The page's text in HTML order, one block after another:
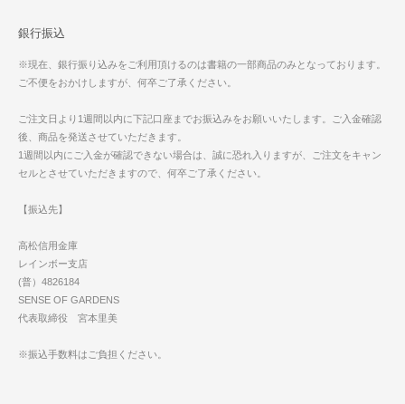
銀行振込
※現在、銀行振り込みをご利用頂けるのは書籍の一部商品のみとなっております。
ご不便をおかけしますが、何卒ご了承ください。
ご注文日より1週間以内に下記口座までお振込みをお願いいたします。ご入金確認
後、商品を発送させていただきます。
1週間以内にご入金が確認できない場合は、誠に恐れ入りますが、ご注文をキャン
セルとさせていただきますので、何卒ご了承ください。
【振込先】
高松信用金庫
レインボー支店
(普）4826184
SENSE OF GARDENS
代表取締役 宮本里美
※振込手数料はご負担ください。